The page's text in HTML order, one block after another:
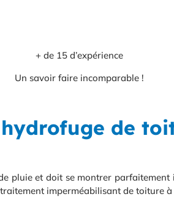
+ de 15 d’expérience
Un savoir faire incomparable !
de
pluie et doit se montrer
imperméabilisant de toiture